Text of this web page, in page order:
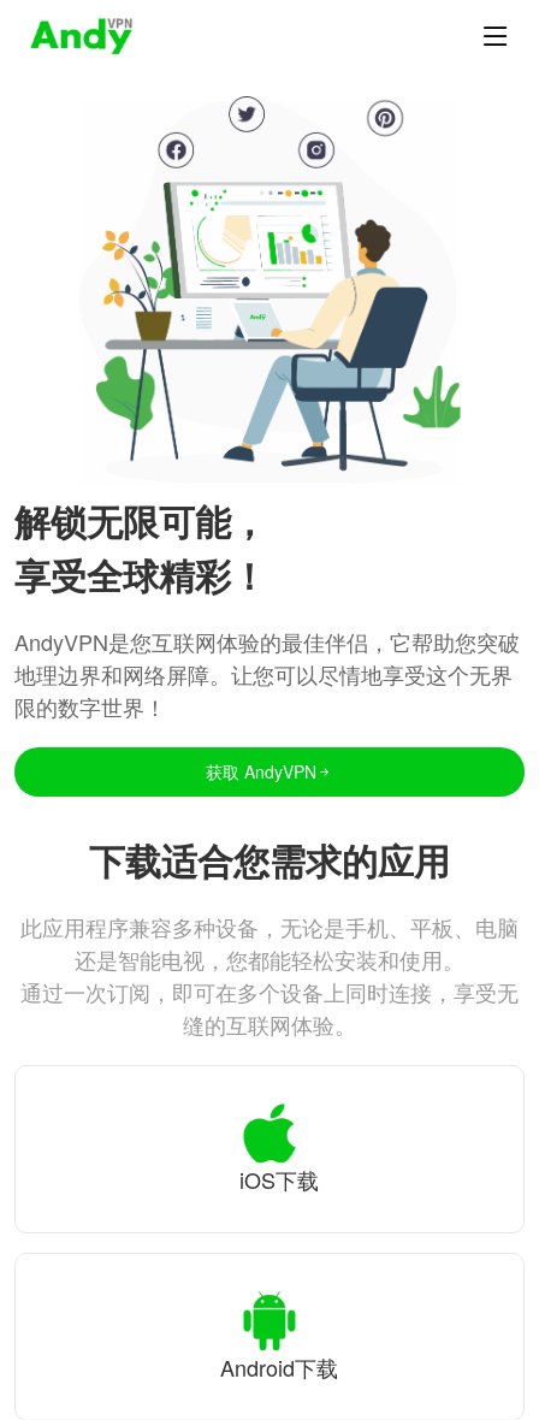
解锁无限可能，
享受全球精彩！
AndyVPN是您互联网体验的最佳伴侣，它帮助您突破
地理边界和网络屏障。让您可以尽情地享受这个无界
限的数字世界！
获取 AndyVPN
下载适合您需求的应用
此应用程序兼容多种设备，无论是手机、平板、电脑
还是智能电视，您都能轻松安装和使用。
通过一次订阅，即可在多个设备上同时连接，享受无
缝的互联网体验。
iOS下载
Android下载